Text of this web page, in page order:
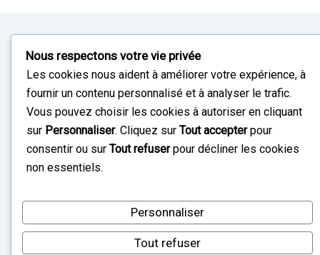
Nous respectons votre vie privée
Les cookies nous aident à améliorer votre expérience, à
fournir un contenu personnalisé et à analyser le trafic.
Vous pouvez choisir les cookies à autoriser en cliquant
sur Personnaliser. Cliquez sur Tout accepterpour
consentir ou sur Tout refuserpour décliner les cookies
non essentiels.
Personnaliser
Tout refuser